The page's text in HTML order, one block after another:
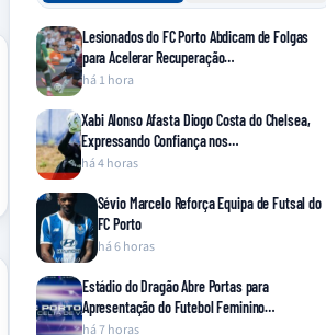
Lesionados do FC Porto Abdicam de Folgas
para Acelerar Recuperação…
há 1 hora
Xabi Alonso Afasta Diogo Costa do Chelsea,
Expressando Confiança nos…
há 4 horas
Sévio Marcelo Reforça Equipa de Futsal do
FC Porto
há 6 horas
Estádio do Dragão Abre Portas para
Apresentação do Futebol Feminino…
há 7 horas